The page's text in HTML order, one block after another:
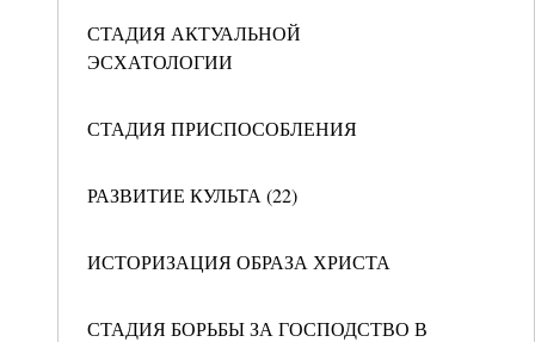
СТАДИЯ АКТУАЛЬНОЙ
ЭСХАТОЛОГИИ
СТАДИЯ ПРИСПОСОБЛЕНИЯ
РАЗВИТИЕ КУЛЬТА (22)
ИСТОРИЗАЦИЯ ОБРАЗА ХРИСТА
СТАДИЯ БОРЬБЫ ЗА ГОСПОДСТВО В